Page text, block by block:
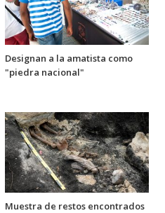
Designan a la amatista como
"piedra nacional"
Muestra de restos encontrados